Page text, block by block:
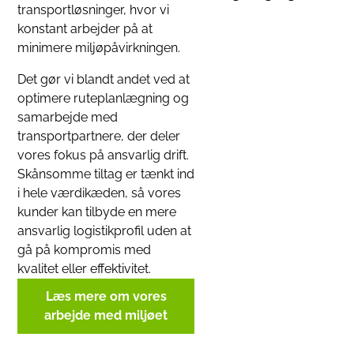
transportløsninger, hvor vi
konstant arbejder på at
minimere miljøpåvirkningen.
Det gør vi blandt andet ved at
optimere ruteplanlægning og
samarbejde med
transportpartnere, der deler
vores fokus på ansvarlig drift.
Skånsomme tiltag er tænkt ind
i hele værdikæden, så vores
kunder kan tilbyde en mere
ansvarlig logistikprofil uden at
gå på kompromis med
kvalitet eller effektivitet.
Læs mere om vores
arbejde med miljøet